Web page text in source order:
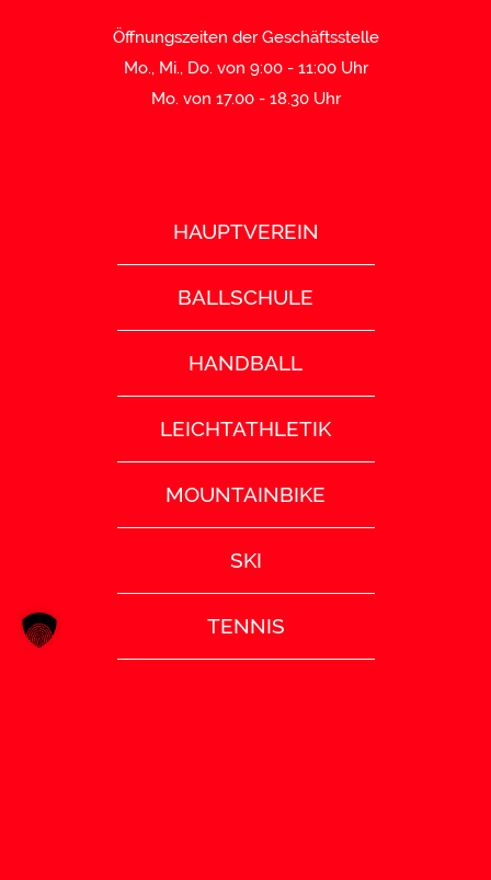
Öffnungszeiten der Geschäftsstelle
Mo., Mi., Do. von 9:00 - 11:00 Uhr
Mo. von 17.00 - 18.30 Uhr
HAUPTVEREIN
BALLSCHULE
HANDBALL
LEICHTATHLETIK
MOUNTAINBIKE
SKI
TENNIS